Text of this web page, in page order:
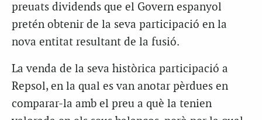
preuats dividends que el Govern espanyol
pretén obtenir de la seva participació en la
nova entitat resultant de la fusió.
La venda de la seva històrica participació a
Repsol, en la qual es van anotar pèrdues en
comparar-la amb el preu a què la tenien